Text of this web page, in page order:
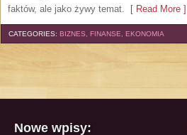
faktów, ale jako żywy temat. [ Read More ]
CATEGORIES: BIZNES, FINANSE, EKONOMIA
Nowe wpisy: